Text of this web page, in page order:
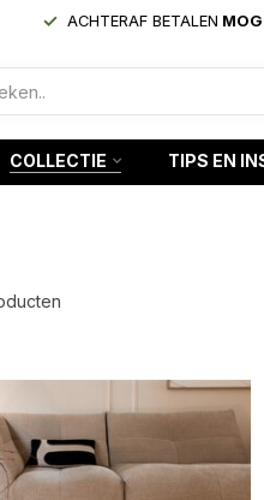
ACHTERAF BETALEN
COLLECTIE TIPS EN